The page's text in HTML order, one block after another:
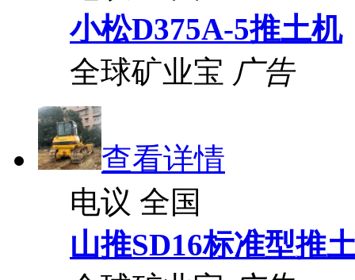
小松D375A-5推土机
全球矿业宝 广告
查看详情
电议 全国
山推SD16标准型推